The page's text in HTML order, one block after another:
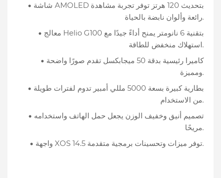
شاشة AMOLED بتحديث 120 هرتز توفر تجربة مشاهدة
رائعة وألوان نابضة بالحياة.
معالج Helio G100 بتقنية 6 نانومتر يمنح أداءً جيدًا مع
استهلاك منخفض للطاقة.
كاميرا رئيسية بدقة 50 ميجابكسل تقدم صورًا واضحة
ومميزة.
بطارية كبيرة بسعة 5000 مللي أمبير تدوم لفترات طويلة
من الاستخدام.
تصميم أنيق وخفيف الوزن يجعل حمل الهاتف واستخدامه
مريحًا.
واجهة XOS 14.5 توفر ميزات وتحسينات برمجية متقدمة.